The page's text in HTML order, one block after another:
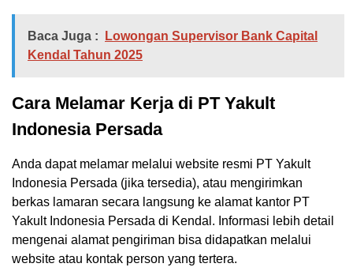
Baca Juga :
Lowongan Supervisor Bank Capital
Kendal Tahun 2025
Cara Melamar Kerja di PT Yakult
Indonesia Persada
Anda dapat melamar melalui website resmi PT Yakult
Indonesia Persada (jika tersedia), atau mengirimkan
berkas lamaran secara langsung ke alamat kantor PT
Yakult Indonesia Persada di Kendal. Informasi lebih detail
mengenai alamat pengiriman bisa didapatkan melalui
website atau kontak person yang tertera.